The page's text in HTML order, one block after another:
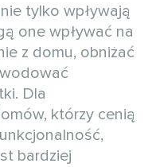
tylko wpływają
one wpływać na
z domu, obniżać
Dla
którzy cenią
bardziej